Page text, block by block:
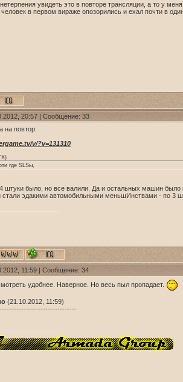
увидеть это в повторе трансляции, а то у
человек в первом вираже опозорились и ехал почти в
20:57 | Сообщение: 33
на повтор:
v/?v=131310
)
где SLSы,
штуки было, но все валили. Да и остальных машин
стали эдакими автомобильными меньшИнствами - по 3
11:59 | Сообщение: 34
удобнее. Наверное. Но весь пыл пропадает.
(21.10.2012, 11:59)